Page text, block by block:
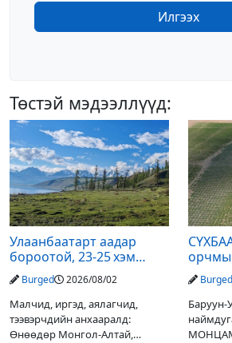
Илгээх
Төстэй мэдээллүүд:
Улаанбаатарт аадар
бороотой, 23-25 хэм
дулаан байна
Burged 2026/08/02
Малчид, иргэд, аялагчид,
тээвэрчдийн анхааралд:
Өнөөдөр Монгол-Алтай,
үрBurged
Баруун-